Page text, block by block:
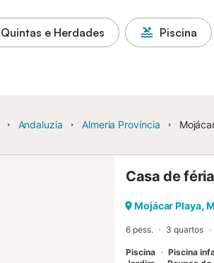
Quintas e Herdades Piscina
Andaluzia Almeria Província
Casa de
Mojácar Playa,
6 pess. 3 quartos
Piscina Piscina